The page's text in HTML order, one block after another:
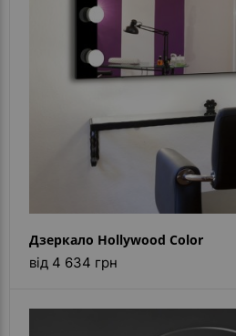
Дзеркало Hollywood Color
від 4 634 грн